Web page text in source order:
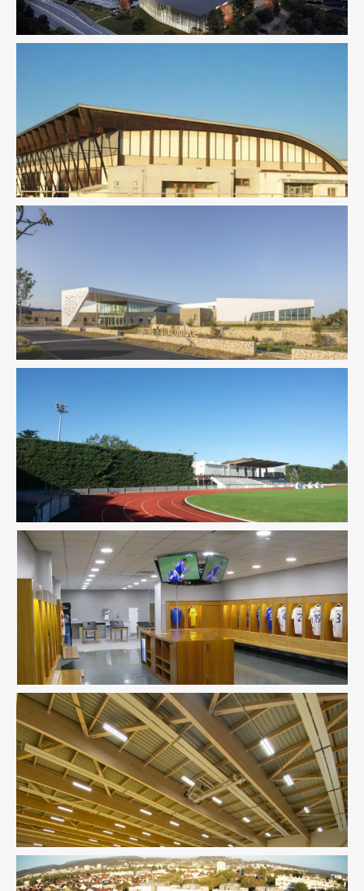
Équipement Sportif Ingenierie TCE Pilotage D'opération /
MOEX Structure Thermique
Équipement Sportif
Équipement Sportif Structure
Économie De La Construction Équipement Sportif Fluides
Structure
Équipement Sportif Ingenierie TCE